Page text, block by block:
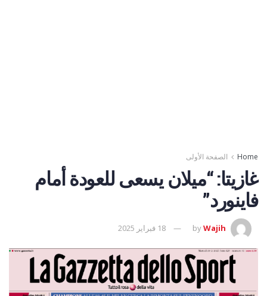
Home الصفحة الأولى
غازيتا: “ميلان يسعى للعودة أمام
فاينورد”
byWajih 18 فبراير 2025